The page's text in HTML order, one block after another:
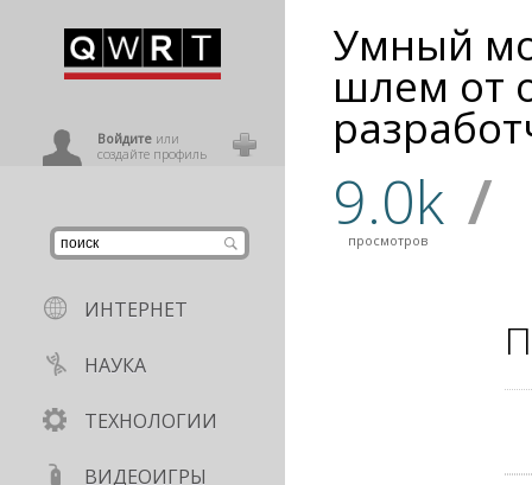
Войдитеили
создайте профиль
ИНТЕРНЕТ
НАУКА
ТЕХНОЛОГИИ
ВИДЕОИГРЫ
Умный
шлем от
9.0k
просмотров /